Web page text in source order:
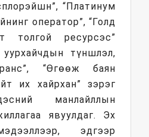
“Платинум
оператор”, “Голд
толгой ресурсэс”
түншлэл,
“Өгөөж баян
их хайрхан” зэрэг
манлайллын
явуулдаг. Эх
эдгээр